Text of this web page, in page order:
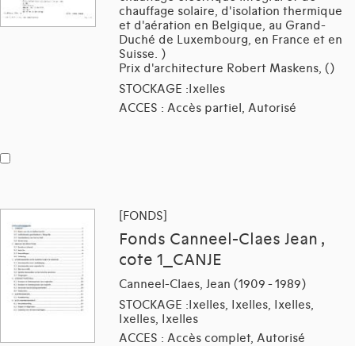
chauffage solaire, d'isolation thermique
et d'aération en Belgique, au Grand-
Duché de Luxembourg, en France et en
Suisse. )
Prix d'architecture Robert Maskens, ()
STOCKAGE :Ixelles
ACCES : Accès partiel, Autorisé
[FONDS]
Fonds Canneel-Claes Jean ,
cote 1_CANJE
Canneel-Claes, Jean (1909 - 1989)
STOCKAGE :Ixelles, Ixelles, Ixelles,
Ixelles, Ixelles
ACCES : Accès complet, Autorisé